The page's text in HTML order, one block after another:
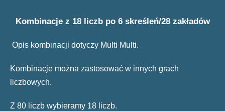
Kombinacje z 18 liczb po 6 skreśleń/28 zakładów
Opis kombinacji dotyczy Multi Multi.
Kombinacje można zastosować w innych grach
liczbowych.
Z 80 liczb wybieramy 18 liczb.